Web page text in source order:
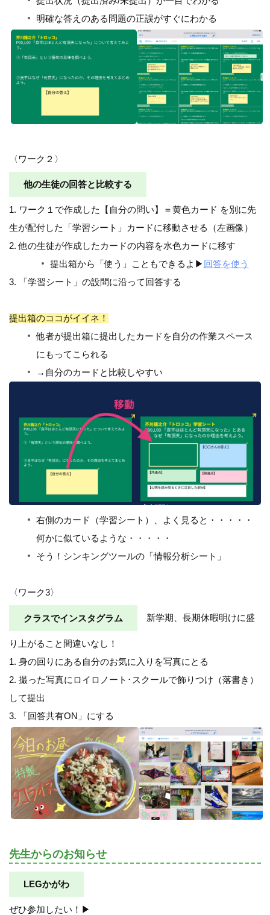
明確な答えのある問題の正誤がすぐにわかる
〈ワーク２〉
他の生徒の回答と比較する
1. ワーク１で作成した【自分の問い】＝黄色カード を別に先
生が配付した「学習シート」カードに移動させる（左画像）
2. 他の生徒が作成したカードの内容を水色カードに移す
提出箱から「使う」こともできるよ▶︎ 回答を使う
3. 「学習シート」の設問に沿って回答する
提出箱のココがイイネ！
他者が提出箱に提出したカードを自分の作業スペース
にもってこられる
→自分のカードと比較しやすい
右側のカード（学習シート）、よく見ると・・・・・
何かに似ているような・・・・・
そう！シンキングツールの「情報分析シート」
〈ワーク3〉
クラスでインスタグラム 新学期、長期休暇明けに盛
り上がること間違いなし！
1. 身の回りにある自分のお気に入りを写真にとる
2. 撮った写真にロイロノート･スクールで飾りつけ（落書き）
して提出
3. 「回答共有ON」にする
先生からのお知らせ
LEGかがわ
ぜひ参加したい！▶︎